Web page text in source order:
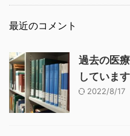
最近のコメント
過去の医
しています
2022/8/17